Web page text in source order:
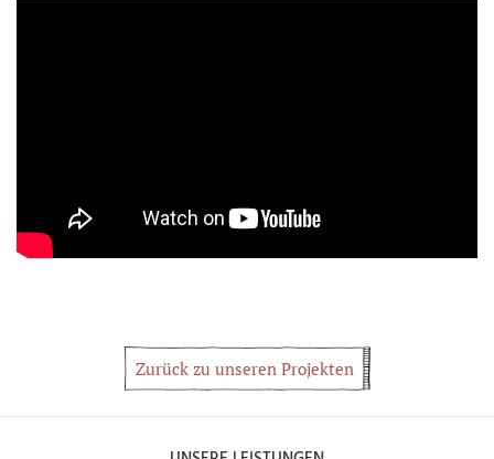
Zurück zu unseren Projekten